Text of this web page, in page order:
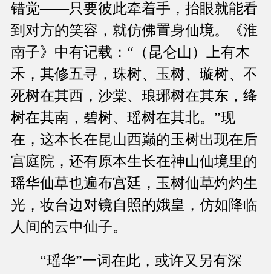
错觉——只要彼此牵着手，抬眼就能看
到对方的笑容，就仿佛置身仙境。《淮
南子》中有记载：“（昆仑山）上有木
禾，其修五寻，珠树、玉树、璇树、不
死树在其西，沙棠、琅琊树在其东，绛
树在其南，碧树、瑶树在其北。”现
在，这本长在昆山西巅的玉树出现在后
宫庭院，还有原本生长在神山仙境里的
瑶华仙草也遍布宫廷，玉树仙草灼灼生
光，妆台边对镜自照的娥皇，仿如降临
人间的云中仙子。
“瑶华”一词在此，或许又另有深